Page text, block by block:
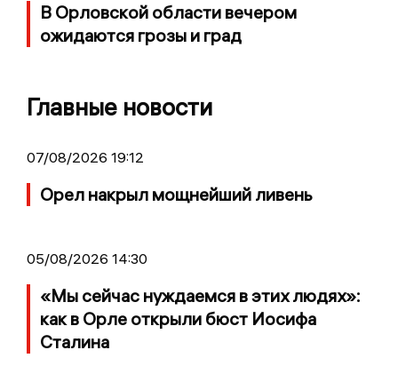
В Орловской области вечером
ожидаются грозы и град
Главные новости
07/08/2026 19:12
Орел накрыл мощнейший ливень
05/08/2026 14:30
«Мы сейчас нуждаемся в этих людях»:
как в Орле открыли бюст Иосифа
Сталина